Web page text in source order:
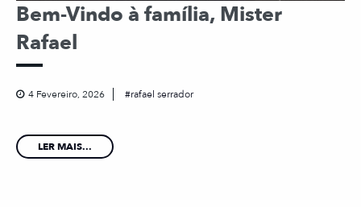
Bem-Vindo à família, Mister
Rafael
4 Fevereiro, 2026 rafael serrador
LER MAIS...